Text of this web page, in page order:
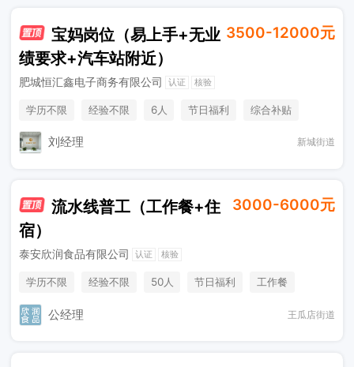
宝妈岗位（易上手+无业
绩要求+汽车站附近）
3500-12000元
肥城恒汇鑫电子商务有限公司 认证 核验
学历不限 经验不限 6人 节日福利
综合补贴
奖励计划
刘经理 新城街道
流水线普工（工作餐+住
宿）
3000-6000元
泰安欣润食品有限公司 认证 核验
学历不限 经验不限 50人 节日福利 工作餐
公经理 王瓜店街道